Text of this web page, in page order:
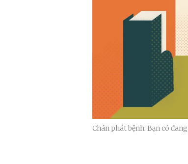
Chán phát bệnh: Bạn có